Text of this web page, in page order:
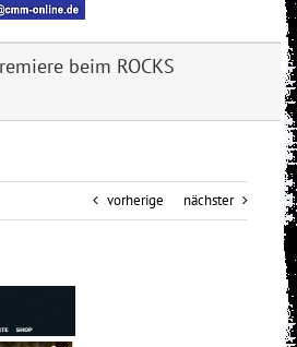
beim ROCKS
vorherige nächster